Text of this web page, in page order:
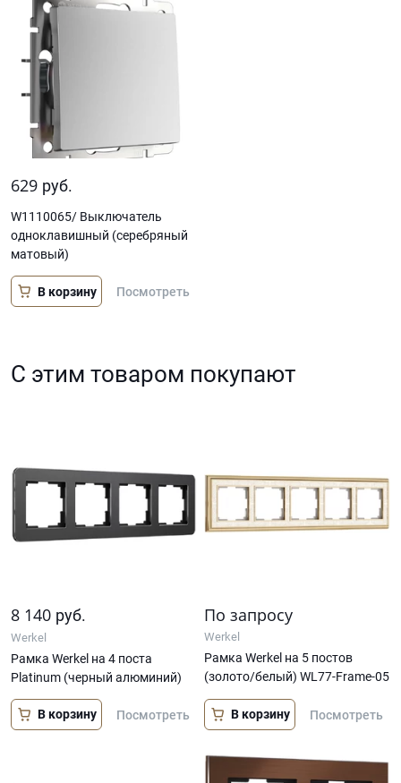
629 руб.
W1110065/ Выключатель
одноклавишный (серебряный
матовый)
В корзину Посмотреть
С этим товаром покупают
8 140 руб.
Werkel
Рамка Werkel на 4 поста
Platinum (черный алюминий)
В корзину Посмотреть
По запросу
Werkel
Рамка Werkel на 5 постов
(золото/белый) WL77-Frame-05
В корзину Посмотреть